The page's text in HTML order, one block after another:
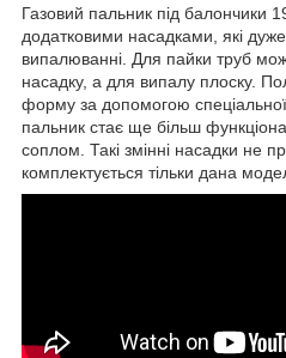
Газовий пальник під балончики
додатковими насадками, які
випалюванні. Для пайки труб
насадку, а для випалу плоску.
форму за допомогою спеціальної
пальник стає ще більш
соплом. Такі змінні насадки не
комплектується тільки дана